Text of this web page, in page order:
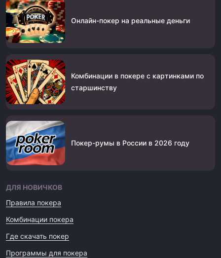
Онлайн-покер на реальные деньги
Комбинации в покере с картинками по
старшинству
Покер-румы в России в 2026 году
ДЛЯ НОВИЧКОВ
Правила покера
Комбинации покера
Где скачать покер
Программы для покера